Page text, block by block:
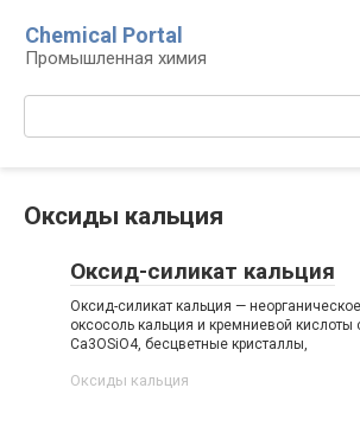
контенту
Chemical Portal
Промышленная химия
Оксиды кальция‎
Оксид-силикат кальция
Оксид-силикат кальция —
оксосоль кальция и кремниевой кислоты
Ca3OSiO4, бесцветные кристаллы,
Оксиды кальция‎